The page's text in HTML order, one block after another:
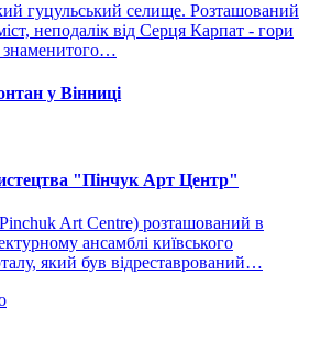
гуцульський селище. Розташований
неподалік від Серця Карпат - гори
знаменитого…
у Вінниці
"Пінчук Арт Центр"
Art Centre) розташований в
ансамблі київського
який був відреставрований…